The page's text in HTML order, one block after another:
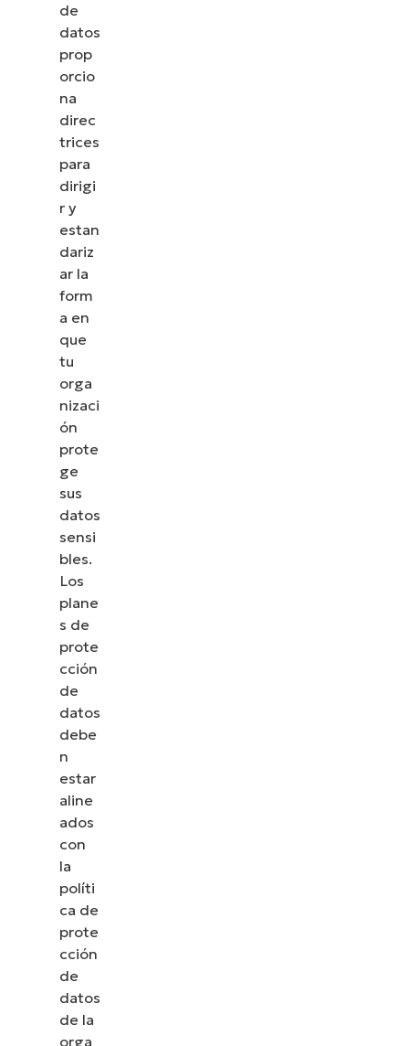
de
datos
prop
orcio
na
direc
trices
para
dirigi
r y
estan
dariz
ar la
form
a en
que
tu
orga
nizaci
ón
prote
ge
sus
datos
sensi
bles.
Los
plane
s de
prote
cción
de
datos
debe
n
estar
aline
ados
con
la
políti
ca de
prote
cción
de
datos
de la
orga